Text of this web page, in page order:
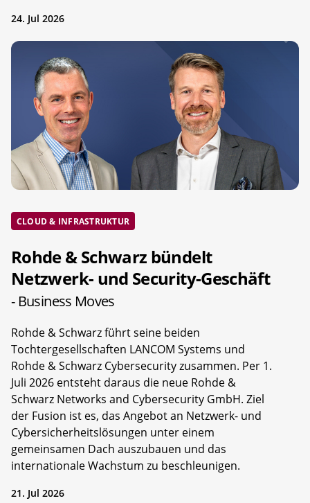
24. Jul 2026
CLOUD & INFRASTRUKTUR
Rohde & Schwarz bündelt
Netzwerk- und Security-Geschäft
- Business Moves
Rohde & Schwarz führt seine beiden
Tochtergesellschaften LANCOM Systems und
Rohde & Schwarz Cybersecurity zusammen. Per 1.
Juli 2026 entsteht daraus die neue Rohde &
Schwarz Networks and Cybersecurity GmbH. Ziel
der Fusion ist es, das Angebot an Netzwerk- und
Cybersicherheitslösungen unter einem
gemeinsamen Dach auszubauen und das
internationale Wachstum zu beschleunigen.
21. Jul 2026